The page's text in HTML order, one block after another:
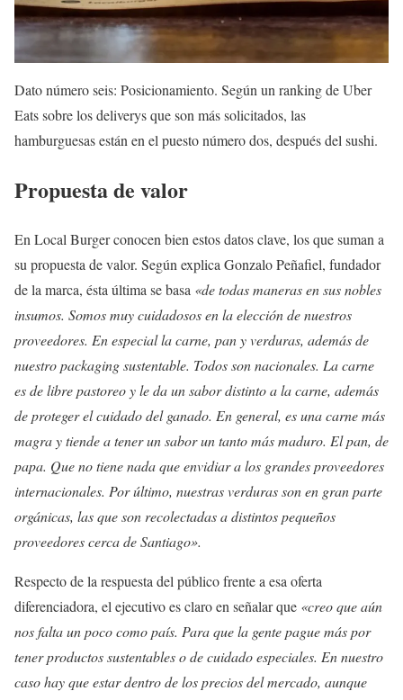
Dato número seis: Posicionamiento. Según un ranking de Uber
Eats sobre los deliverys que son más solicitados, las
hamburguesas están en el puesto número dos, después del sushi.
Propuesta de valor
En Local Burger conocen bien estos datos clave, los que suman a
su propuesta de valor. Según explica Gonzalo Peñafiel, fundador
de la marca, ésta última se basa «de todas maneras en sus nobles
insumos. Somos muy cuidadosos en la elección de nuestros
proveedores. En especial la carne, pan y verduras, además de
nuestro packaging sustentable. Todos son nacionales. La carne
es de libre pastoreo y le da un sabor distinto a la carne, además
de proteger el cuidado del ganado. En general, es una carne más
magra y tiende a tener un sabor un tanto más maduro. El pan, de
papa. Que no tiene nada que envidiar a los grandes proveedores
internacionales. Por último, nuestras verduras son en gran parte
orgánicas, las que son recolectadas a distintos pequeños
proveedores cerca de Santiago».
Respecto de la respuesta del público frente a esa oferta
diferenciadora, el ejecutivo es claro en señalar que «creo que aún
nos falta un poco como país. Para que la gente pague más por
tener productos sustentables o de cuidado especiales. En nuestro
caso hay que estar dentro de los precios del mercado, aunque